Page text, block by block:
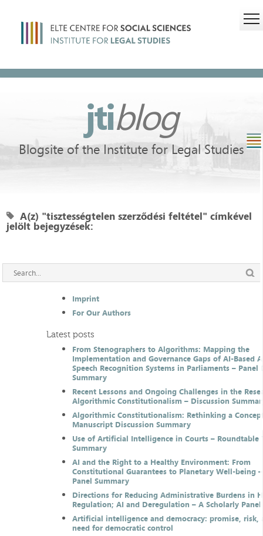
jtiblog
Blogsite of the Institute for Legal Studies
A(z) "tisztességtelen szerződési feltétel" címkével
jelölt bejegyzések:
Imprint
For Our Authors
Latest posts
From Stenographers to Algorithms: Mapping the
Implementation and Governance Gaps of AI-Based
Speech Recognition Systems in Parliaments – Panel
Summary
Recent Lessons and Ongoing Challenges in the
Algorithmic Constitutionalism – Discussion
Algorithmic Constitutionalism: Rethinking a
Manuscript Discussion Summary
Use of Artificial Intelligence in Courts – Roundtable
Summary
AI and the Right to a Healthy Environment: From
Constitutional Guarantees to Planetary Well-being
Panel Summary
Directions for Reducing Administrative Burdens in
Regulation; AI and Deregulation – A Scholarly
Artificial intelligence and democracy: promise, risk,
need for democratic control